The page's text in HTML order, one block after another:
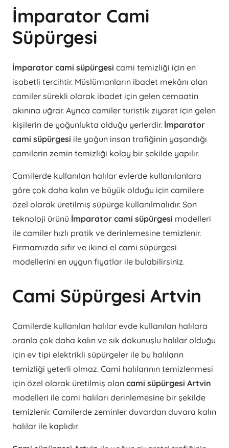
İmparator Cami
Süpürgesi
İmparator cami süpürgesi cami temizliği için en
isabetli tercihtir. Müslümanların ibadet mekânı olan
camiler sürekli olarak ibadet için gelen cemaatin
akınına uğrar. Ayrıca camiler turistik ziyaret için gelen
kişilerin de yoğunlukta olduğu yerlerdir. İmparator
cami süpürgesi ile yoğun insan trafiğinin yaşandığı
camilerin zemin temizliği kolay bir şekilde yapılır.
Camilerde kullanılan halılar evlerde kullanılanlara
göre çok daha kalın ve büyük olduğu için camilere
özel olarak üretilmiş süpürge kullanılmalıdır. Son
teknoloji ürünü İmparator cami süpürgesi modelleri
ile camiler hızlı pratik ve derinlemesine temizlenir.
Firmamızda sıfır ve ikinci el cami süpürgesi
modellerini en uygun fiyatlar ile bulabilirsiniz.
Cami Süpürgesi Artvin
Camilerde kullanılan halılar evde kullanılan halılara
oranla çok daha kalın ve sık dokunuşlu halılar olduğu
için ev tipi elektrikli süpürgeler ile bu halıların
temizliği yeterli olmaz. Cami halılarının temizlenmesi
için özel olarak üretilmiş olan cami süpürgesi Artvin
modelleri ile cami halıları derinlemesine bir şekilde
temizlenir. Camilerde zeminler duvardan duvara kalın
halılar ile kaplıdır.